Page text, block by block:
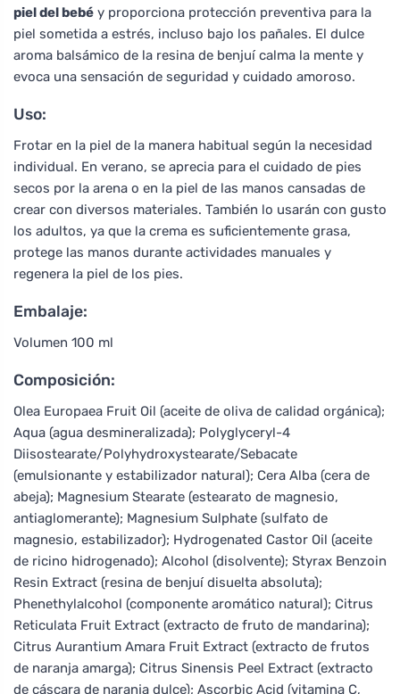
piel del bebé y proporciona protección preventiva para la
piel sometida a estrés, incluso bajo los pañales. El dulce
aroma balsámico de la resina de benjuí calma la mente y
evoca una sensación de seguridad y cuidado amoroso.
Uso:
Frotar en la piel de la manera habitual según la necesidad
individual. En verano, se aprecia para el cuidado de pies
secos por la arena o en la piel de las manos cansadas de
crear con diversos materiales. También lo usarán con gusto
los adultos, ya que la crema es suficientemente grasa,
protege las manos durante actividades manuales y
regenera la piel de los pies.
Embalaje:
Volumen 100 ml
Composición:
Olea Europaea Fruit Oil (aceite de oliva de calidad orgánica);
Aqua (agua desmineralizada); Polyglyceryl-4
Diisostearate/Polyhydroxystearate/Sebacate
(emulsionante y estabilizador natural); Cera Alba (cera de
abeja); Magnesium Stearate (estearato de magnesio,
antiaglomerante); Magnesium Sulphate (sulfato de
magnesio, estabilizador); Hydrogenated Castor Oil (aceite
de ricino hidrogenado); Alcohol (disolvente); Styrax Benzoin
Resin Extract (resina de benjuí disuelta absoluta);
Phenethylalcohol (componente aromático natural); Citrus
Reticulata Fruit Extract (extracto de fruto de mandarina);
Citrus Aurantium Amara Fruit Extract (extracto de frutos
de naranja amarga); Citrus Sinensis Peel Extract (extracto
de cáscara de naranja dulce); Ascorbic Acid (vitamina C,